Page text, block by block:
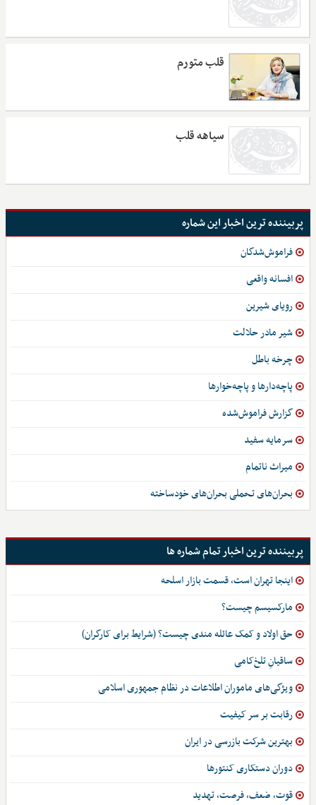
قلب متورم
سیاهه قلب
پربیننده ترین اخبار این شماره
فراموش‌شدگان
افسانه واقعی
رویای شیرین
شیر مادر حلالت
چرخه باطل
پاچه‌دارها و پاچه‌خوارها
گزارش فراموش‌شده
سرمایه سفید
میراث ناتمام
بحران‌های تـحملی بحران‌های خودساخته
پربیننده ترین اخبار تمام شماره ها
اینجا تهران است، قسمت بازار اسلحه
مارکسیسم چیست؟
حق اولاد و کمک عائله مندی چیست؟ (شرایط برای کارگران)
ساقیانِ تلخ‌کامی
ویژگی‌های ماموران اطلاعات در نظام جمهوری اسلامی
رقابت بر سر کیفیت
بهترین شرکت بازرسی در ایران
دوران دستکاری کنتورها
قوت، ضعف، فرصت، تهدید